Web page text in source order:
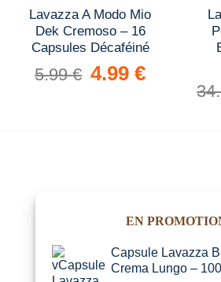
Lavazza A Modo Mio
Dek Cremoso – 16
Capsules Décaféiné
5.99€
Le
prix
4.99 €Le
prix
EN
Capsule Lavazza
Crema Lungo –